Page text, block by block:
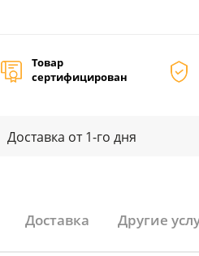
Товар
сертифицирован
Доставка от 1-го дня
Доставка Другие